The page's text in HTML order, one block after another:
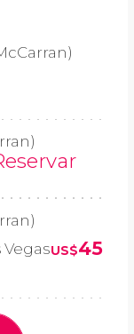
US$45